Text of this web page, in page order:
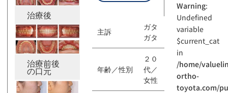
治療後
治療前後
の口元
主訴
ガタ
ガタ
年齢／性別
２０
代／
女性
Warning:
Undefined
variable
$current_cat
in
/home/
ortho-
toyota.com/